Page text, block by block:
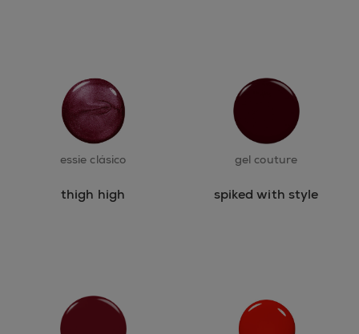
essie clásico
thigh high
gel couture
spiked with style